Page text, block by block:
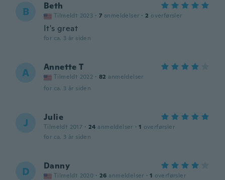
B Beth
Tilmeldt 2023 · 7 anmeldelser · 2 overførsler
It's great
for ca. 3 år siden
A Annette T
Tilmeldt 2022 · 82 anmeldelser
for ca. 3 år siden
J Julie
Tilmeldt 2017 · 24 anmeldelser · 1 overførsler
for ca. 3 år siden
D Danny
Tilmeldt 2020 · 26 anmeldelser · 1 overførsler